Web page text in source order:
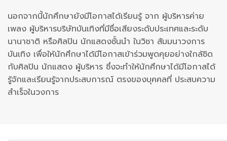
นอกจากนี้นักศึกษายังมีโอกาสได้เรียนรู้ จาก ผู้บริหารค่าย
เพลง ผู้บริหารบริษัทบันเทิงที่มีชื่อเสียงระดับประเทศและระดับ
นานาชาติ หรือศิลปิน นักแสดงชั้นนำ ในวิชา สัมมนาวงการ
บันเทิง เพื่อให้นักศึกษาได้มีโอกาสเข้าร่วมพูดคุยอย่างใกล้ชิด
กับศิลปิน นักแสดง ผู้บริหาร ซึ่งจะทำให้นักศึกษาได้มีโอกาสได้
รู้จักและเรียนรู้จากประสบการณ์ ตรงของบุคคลที่ ประสบความ
สำเร็จในวงการ